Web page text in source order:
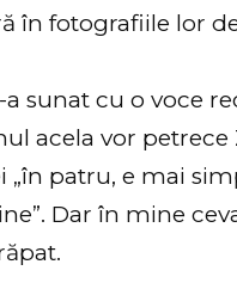
în fotografiile lor
sunat cu o voce
acela vor petrece
„în patru, e mai
Dar în mine